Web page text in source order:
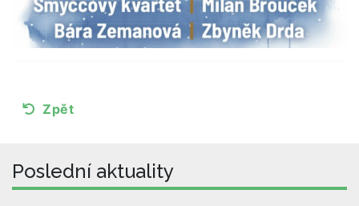
Zpět
Poslední aktuality